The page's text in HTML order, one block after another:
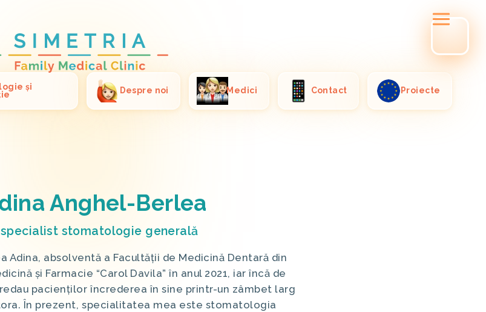
și
Despre noi Medici Contact Proiecte
Anghel-Berlea
specialist stomatologie generală
Adina, absolventă a Facultății de Medicină Dentară din
și Farmacie “Carol Davila” în anul 2021, iar încă de
pacienților încrederea în sine printr-un zâmbet larg
În prezent, specialitatea mea este stomatologia